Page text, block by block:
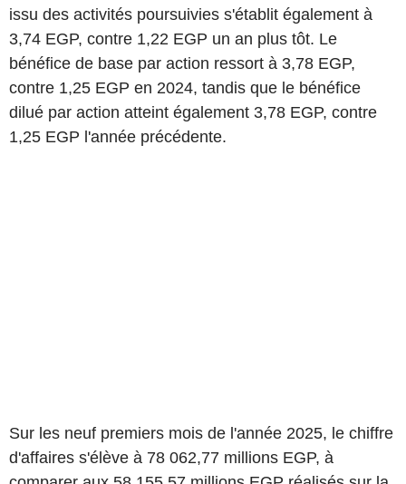
issu des activités poursuivies s'établit également à
3,74 EGP, contre 1,22 EGP un an plus tôt. Le
bénéfice de base par action ressort à 3,78 EGP,
contre 1,25 EGP en 2024, tandis que le bénéfice
dilué par action atteint également 3,78 EGP, contre
1,25 EGP l'année précédente.
Sur les neuf premiers mois de l'année 2025, le chiffre
d'affaires s'élève à 78 062,77 millions EGP, à